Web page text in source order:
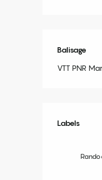
Balisage
VTT PNR
Labels
Labels